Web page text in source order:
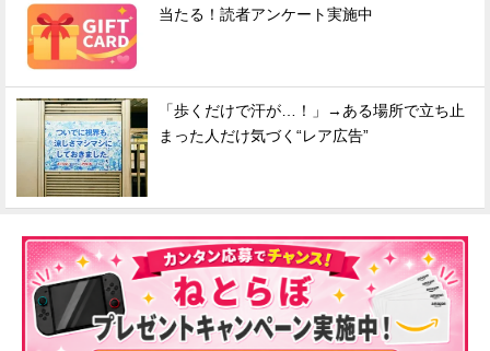
当たる！読者アンケート実施中
「歩くだけで汗が…！」→ある場所で立ち止
まった人だけ気づく“レア広告”